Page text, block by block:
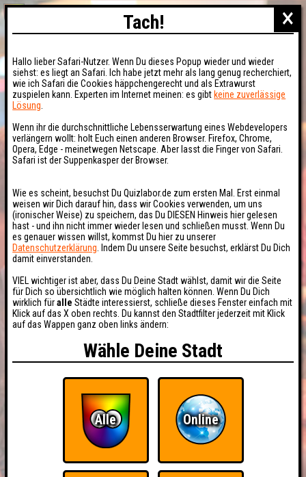
×
Tach!
Hallo lieber Safari-Nutzer. Wenn Du dieses Popup wieder und wieder
siehst: es liegt an Safari. Ich habe jetzt mehr als lang genug recherchiert,
wie ich Safari die Cookies häppchengerecht und als Extrawurst
zuspielen kann. Experten im Internet meinen: es gibt keine zuverlässige
Lösung
Wenn ihr die durchschnittliche Lebensserwartung eines Webdevelopers
verlängern wollt: holt Euch einen anderen Browser. Firefox, Chrome,
Opera, Edge - meinetwegen Netscape. Aber lasst die Finger von Safari.
Safari ist der Suppenkasper der Browser.
Wie es scheint, besuchst Du Quizlabor.de zum ersten Mal. Erst einmal
weisen wir Dich darauf hin, dass wir Cookies verwenden, um uns
(ironischer Weise) zu speichern, das Du DIESEN Hinweis hier gelesen
hast - und ihn nicht immer wieder lesen und schließen musst. Wenn Du
es genauer wissen willst, kommst Du hier zu unserer
Datenschutzerklärung . Indem Du unsere Seite besuchst, erklärst Du Dich
damit einverstanden.
VIEL wichtiger ist aber, dass Du Deine Stadt wählst, damit wir die Seite
für Dich so übersichtlich wie möglich halten können. Wenn Du Dich
wirklich füralle Städte interessierst, schließe dieses Fenster einfach mit
Klick auf das X oben rechts. Du kannst den Stadtfilter jederzeit mit Klick
auf das Wappen ganz oben links ändern:
Wähle Deine Stadt
Alle Online